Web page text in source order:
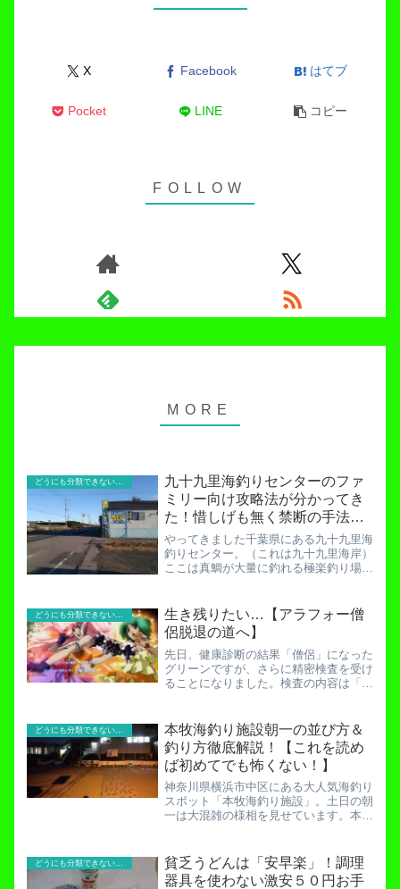
X Facebook はてブ
Pocket LINE コピー
どうにも分類できないお役立ち記事！
九十九里海釣りセンターのファ
ミリー向け攻略法が分かってき
た！惜しげも無く禁断の手法を
公開！
やってきました千葉県にある九十九里海
釣りセンター。（これは九十九里海岸）
ここは真鯛が大量に釣れる極楽釣り場！
…しかしポイントによってはボウズも上
等。天国と地獄が紙一重の海...
生き残りたい…【アラフォー僧
侶脱退の道へ】
先日、健康診断の結果「僧侶」になった
グリーンですが、さらに精密検査を受け
ることになりました。検査の内容は「心
しょうか。エコー検査とは、よく妊婦さ
んがお腹にゼリーを塗って...
本牧海釣り施設朝一の並び方＆
釣り方徹底解説！【これを読め
ば初めてでも怖くない！】
神奈川県横浜市中区にある大人気海釣り
スポット「本牧海釣り施設」。土日の朝
一は大混雑の様相を見せています。本牧
り施設の土日の朝一の並び方についてご
紹介します。首都高速最寄...
貧乏うどんは「安早楽」！調理
器具を使わない激安５０円お手